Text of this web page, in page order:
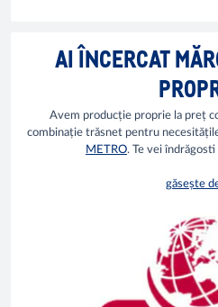
AI ÎNCERCAT
Avem producție proprie la preț
combinație trăsnet pentru
METRO. Te vei
găsește